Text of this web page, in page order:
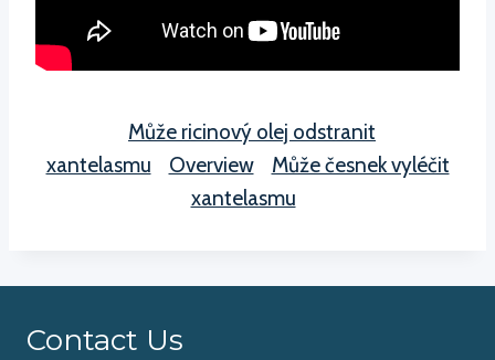
Může ricinový olej odstranit
xantelasmu
Overview
Může česnek vyléčit
xantelasmu
Contact Us